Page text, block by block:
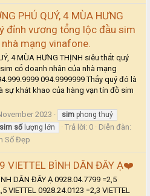
PHÚ QUÝ, 4 MÙA HƯNG
đỉnh vương tổng lộc đầu sim
mạng vinafone.
4 MÙA HƯNG THỊNH siêu thất quý
cổ doanh nhân của nhà mạng
094.9999999 Thấy quý đó là
sự khát khao của hàng vạn tín đồ sim
2023 sim phong thuỷ
sim sốlượng lớn Trả lời: 0
Diễn đàn:
Số Đẹp
VIETTEL BÌNH DÂN ĐÂY Ạ❤️
DÂN ĐÂY Ạ 0928.04.7799 =2,5
VIETTEL 0928.24.0123 =2,3 VIETTEL